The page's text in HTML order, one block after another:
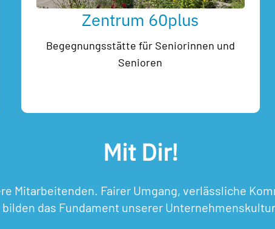
Zentrum 60plus
Begegnungsstätte für Seniorinnen und
Senioren
Mit Dir!
Mitarbeitenden. Fairer Umgang, verlässliche
bilden das Fundament unserer Unternehmenskultur.